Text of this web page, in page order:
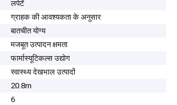
लपेटें
ग्राहक की आवश्यकता के अनुसार
बातचीत योग्य
मजबूत उत्पादन क्षमता
फार्मास्यूटिकल्स उद्योग
स्वास्थ्य देखभाल उत्पादों
20.8m
6